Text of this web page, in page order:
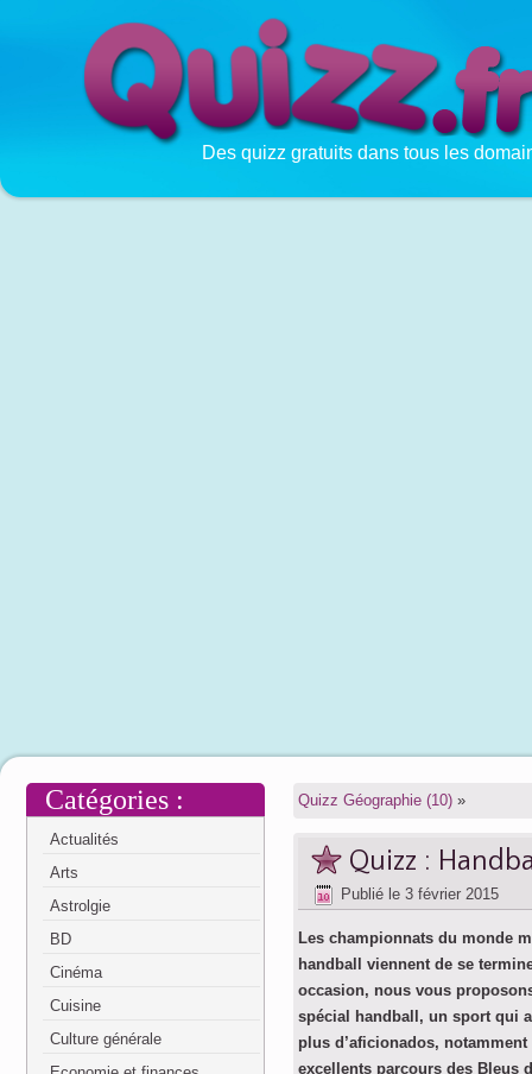
Des quizz gratuits dans tous les
Catégories :
Actualités
Arts
Astrolgie
BD
Cinéma
Cuisine
Culture générale
Quizz Géographie (10) »
Quizz :
Publié le 3 février 2015
Les championnats du monde
handball viennent de se
occasion, nous vous
spécial handball, un sport qui
plus d’aficionados,
excellents parcours des Bleus